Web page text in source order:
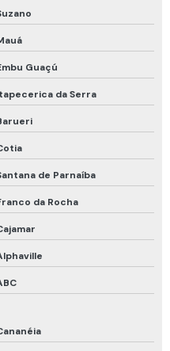
Guaçú
da Serra
de Parnaíba
da Rocha